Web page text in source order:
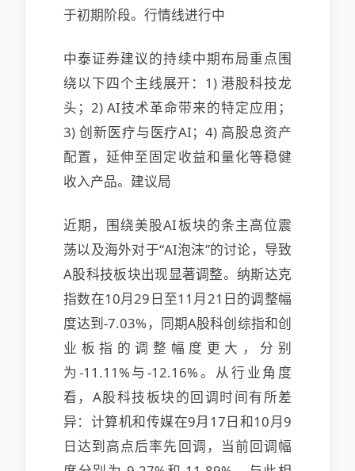
于初期阶段。行情线进行中
中泰证券建议的持续中期布局重点围
绕以下四个主线展开：1) 港股科技龙
头；2) AI技术革命带来的特定应用；
3) 创新医疗与医疗AI；4) 高股息资产
配置，延伸至固定收益和量化等稳健
收入产品。建议局
近期，围绕美股AI板块的条主高位震
荡以及海外对于“AI泡沫”的讨论，导致
A股科技板块出现显著调整。纳斯达克
指数在10月29日至11月21日的调整幅
度达到-7.03%，同期A股科创综指和创
业板指的调整幅度更大，分别
为-11.11%与-12.16%。从行业角度
看，A股科技板块的回调时间有所差
异：计算机和传媒在9月17日和10月9
日达到高点后率先回调，当前回调幅